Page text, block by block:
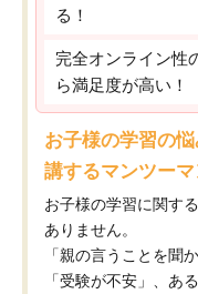
る！
完全オンライン性
ら満足度が高い！
お子様の学習の
講するマンツー
お子様の学習に関す
ありません。
「親の言うことを聞
「受験が不安」、あ